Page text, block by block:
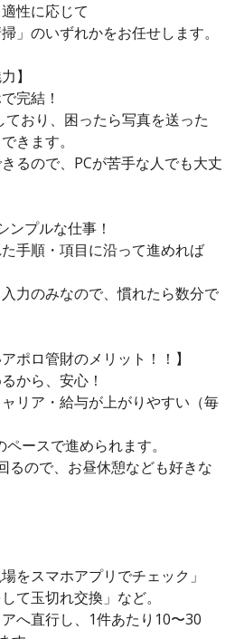
性に応じて
」のいずれかをお任せします。
】
完結！
おり、困ったら写真を送った
きます。
るので、PCが苦手な人でも大丈
プルな仕事！
手順・項目に沿って進めれば
力のみなので、慣れたら数分で
ポロ管財のメリット！！】
から、安心！
リア・給与が上がりやすい（毎
ースで進められます。
るので、お昼休憩なども好きな
をスマホアプリでチェック」
て玉切れ交換」など。
へ直行し、1件あたり10〜30